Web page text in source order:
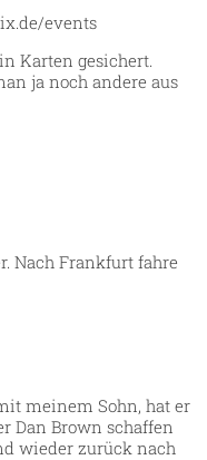
events
Karten gesichert.
ja noch andere aus
Nach Frankfurt fahre
meinem Sohn, hat er
Dan Brown schaffen
wieder zurück nach